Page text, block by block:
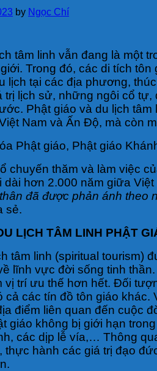
by Ngọc Chí
tâm linh vẫn đang là một
Trong đó, các di tích
lịch tại các địa phương,
trị lịch sử, những ngôi cổ
Phật giáo và du lịch
Nam và Ấn Độ, mà còn
Phật giáo, Phật giáo
chuyến thăm và làm việc
dài hơn 2.000 năm giữa
đã được phản ánh theo
sẻ.
LỊCH TÂM LINH PHẬT
tâm linh (spiritual tourism)
lĩnh vực đời sống tinh
vị trí ưu thế hơn hết. Đối
cả các tín đồ tôn giáo
điểm liên quan đến cuộc
giáo không bị giới hạn
các dịp lễ vía,… Thông
hành các giá trị đạo